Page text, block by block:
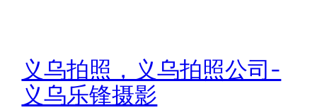
义乌拍照，义乌拍照公司-
义乌乐锋摄影